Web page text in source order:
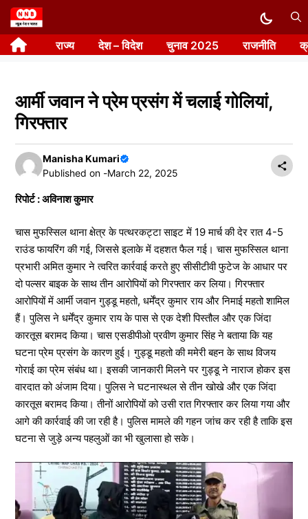
Skip
to
content राज्य देश – विदेश चुनाव 2025 राजनीति
आर्मी जवान ने प्रेम प्रसंग में चलाई गोलियां,
गिरफ्तार
Manisha Kumari
Published on -March 22, 2025
रिपोर्ट : अविनाश कुमार
चास मुफस्सिल थाना क्षेत्र के पत्थरकट्टा साइट में 19 मार्च की देर रात 4-5
राउंड फायरिंग की गई, जिससे इलाके में दहशत फैल गई। चास मुफस्सिल थाना
प्रभारी अमित कुमार ने त्वरित कार्रवाई करते हुए सीसीटीवी फुटेज के आधार पर
दो पल्सर बाइक के साथ तीन आरोपियों को गिरफ्तार कर लिया। गिरफ्तार
आरोपियों में आर्मी जवान गुड्डू महतो, धर्मेंद्र कुमार राय और निमाई महतो शामिल
हैं। पुलिस ने धर्मेंद्र कुमार राय के पास से एक देशी पिस्तौल और एक जिंदा
कारतूस बरामद किया। चास एसडीपीओ प्रवीण कुमार सिंह ने बताया कि यह
घटना प्रेम प्रसंग के कारण हुई। गुड्डू महतो की ममेरी बहन के साथ विजय
गोराई का प्रेम संबंध था। इसकी जानकारी मिलने पर गुड्डू ने नाराज होकर इस
वारदात को अंजाम दिया। पुलिस ने घटनास्थल से तीन खोखे और एक जिंदा
कारतूस बरामद किया। तीनों आरोपियों को उसी रात गिरफ्तार कर लिया गया और
आगे की कार्रवाई की जा रही है। पुलिस मामले की गहन जांच कर रही है ताकि इस
घटना से जुड़े अन्य पहलुओं का भी खुलासा हो सके।